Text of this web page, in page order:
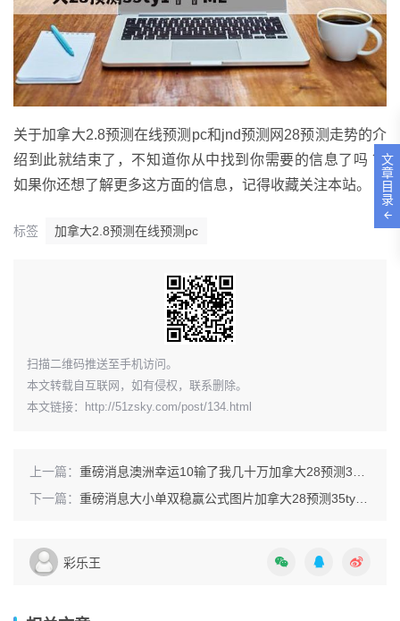
关于加拿大2.8预测在线预测pc和jnd预测网28预测走势的介
绍到此就结束了，不知道你从中找到你需要的信息了吗 ？
如果你还想了解更多这方面的信息，记得收藏关注本站。
标签 加拿大2.8预测在线预测pc
​扫描二维码推送至手机访问。
本文转载自互联网，如有侵权，联系删除。
本文链接： http://51zsky.com/post/134.html
上一篇： 重磅消息澳洲幸运10输了我几十万加拿大28预测35ty1 •ME
下一篇： 重磅消息大小单双稳赢公式图片加拿大28预测35ty1 •ME
彩乐王
文
章
目
录